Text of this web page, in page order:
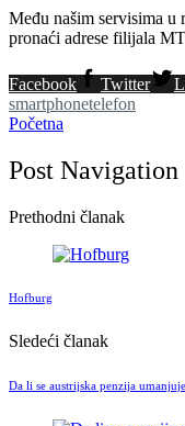
Među našim servisima u
pronaći adrese filijala
Facebook Twitter
smartphonetelefon
Početna
Post Navigation
Prethodni članak
Hofburg
Sledeći članak
Da li se austrijska penzija